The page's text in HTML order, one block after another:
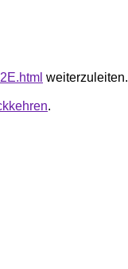
weiterzuleiten.
.